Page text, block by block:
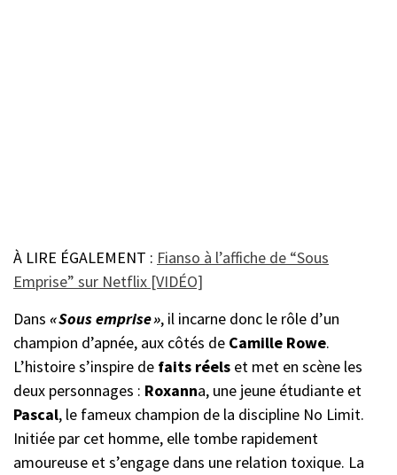
À LIRE ÉGALEMENT : Fianso à l’affiche de “Sous
Emprise” sur Netflix [VIDÉO]
Dans « Sous emprise », il incarne donc le rôle d’un
champion d’apnée, aux côtés de Camille Rowe.
L’histoire s’inspire de faits réels et met en scène les
deux personnages : Roxanna, une jeune étudiante et
Pascal, le fameux champion de la discipline No Limit.
Initiée par cet homme, elle tombe rapidement
amoureuse et s’engage dans une relation toxique. La